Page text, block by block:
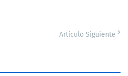
Artículo Siguiente